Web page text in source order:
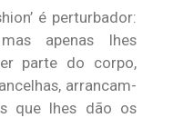
é perturbador:
apenas lhes
parte do corpo,
arrancam-
que lhes dão os